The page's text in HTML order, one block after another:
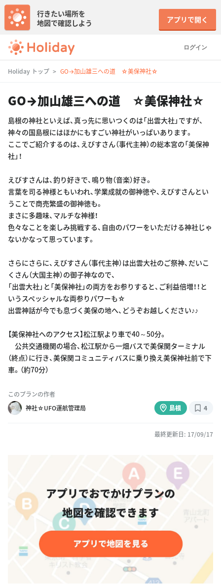
ログイン
行きたい場所を
地図で確認しよう
アプリで開く
Holiday トップ GO→加山雄三への道 ☆美保神社☆
GO→加山雄三への道 ☆美保神社☆
島根の神社といえば、真っ先に思いつくのは「出雲大社」ですが、
神々の国島根にはほかにもすごい神社がいっぱいあります。
ここでご紹介するのは、えびすさん（事代主神）の総本宮の「美保神
社」！
えびすさんは、釣り好きで、鳴り物（音楽）好き。
言葉を司る神様ともいわれ、学業成就の御神徳や、えびすさんとい
うことで商売繁盛の御神徳も。
まさに多趣味、マルチな神様！
色々なことを楽しみ挑戦する、自由のパワーをいただける神社じゃ
ないかなって思っています。
さらにさらに、えびすさん（事代主神）は出雲大社のご祭神、だいこ
くさん（大国主神）の御子神なので、
「出雲大社」と「美保神社」の両方をお参りすると、ご利益倍増！！と
いうスペッシャルな両参りパワーも☆
出雲神話が今でも息づく美保の地へ、どうぞお越しください♪♪
【美保神社へのアクセス】松江駅より車で40～50分。
公共交通機関の場合、松江駅から一畑バスで美保関ターミナル
（終点）に行き、美保関コミュニティバスに乗り換え美保神社前で下
車。（約70分）
このプランの作者
神社☆UFO運航管理局
島根 4
最終更新日: 17/09/17